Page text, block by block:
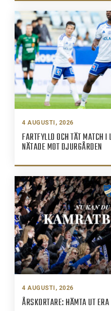
4 AUGUSTI, 2026
FARTFYLLD OCH TÄT MATCH
NÄTADE MOT DJURGÅRDEN
4 AUGUSTI, 2026
ÅRSKORTARE: HÄMTA UT